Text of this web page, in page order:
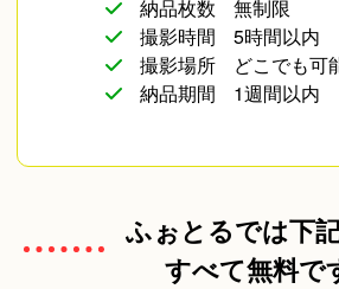
納品枚数
無制限
撮影時間
5時間以内
撮影場所
どこでも可
納品期間
1週間以内
ふぉとるでは下
すべて無料で